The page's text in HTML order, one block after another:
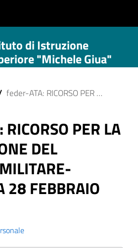
navigazione
di Istruzione
"Michele Giua"
feder-ATA: RICORSO PER LA VALUTAZIONE DEL SERVIZIO MILITARE- SCADENZA 28 FEBBRAIO 2026
PER LA
DEL
28 FEBBRAIO